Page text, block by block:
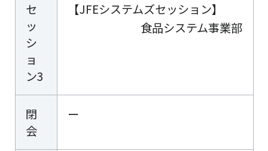
セ
ッ
シ
ョ
ン3
【JFEシステムズセッション】
食品システム事業部
閉
会
ー